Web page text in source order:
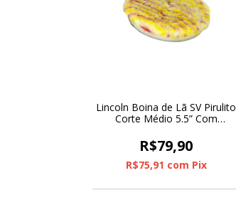
Lincoln Boina de Lã SV Pirulito
Corte Médio 5.5” Com
R$79,90
R$75,91 com Pix